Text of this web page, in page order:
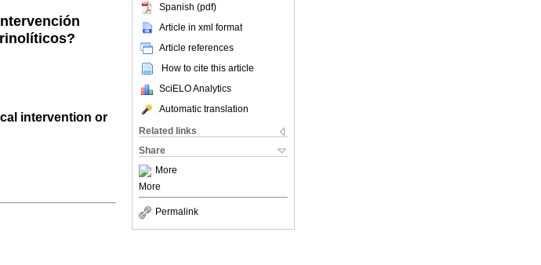
Spanish (pdf)
Article in xml format
Article references
How to cite this article
SciELO Analytics
Automatic translation
Related links
Share
More
More
Permalink
intervention or